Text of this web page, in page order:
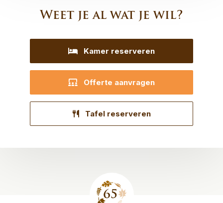
Weet je al wat je wil?
Kamer reserveren
Offerte aanvragen
Tafel reserveren